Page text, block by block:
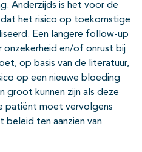
Anderzijds is het voor de
het risico op toekomstige
Een langere follow-up
onzekerheid en/of onrust bij
op basis van de literatuur,
op een nieuwe bloeding
groot kunnen zijn als deze
patiënt moet vervolgens
beleid ten aanzien van